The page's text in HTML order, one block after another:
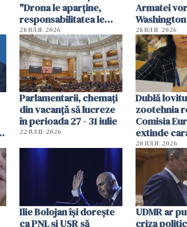
"Drona le aparţine,
responsabilitatea le
aparţine, România nu
acceptă asta"
28 IULIE 2026
Armatei
Washington
28 IULIE 2026
Parlamentarii, chemați
din vacanță să lucreze
în perioada 27 - 31 iulie
22 IULIE 2026
Dublă
zootehnia
Comisia
extinde
națională
20 IULIE 2026
Ilie Bolojan își dorește
ca PNL și USR să
UDMR ar
criza